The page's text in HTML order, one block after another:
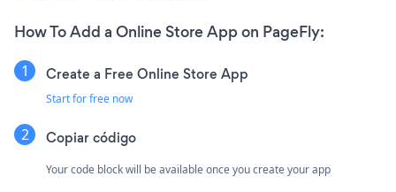
How To Add a Online Store App on PageFly:
Create a Free Online Store App
Start for free now
Copiar código
Your code block will be available once you create your app